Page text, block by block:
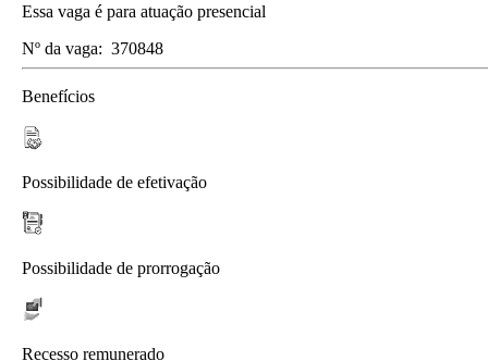
Essa vaga é para atuação presencial
Nº da vaga: 370848
Benefícios
Possibilidade de efetivação
Possibilidade de prorrogação
Recesso remunerado